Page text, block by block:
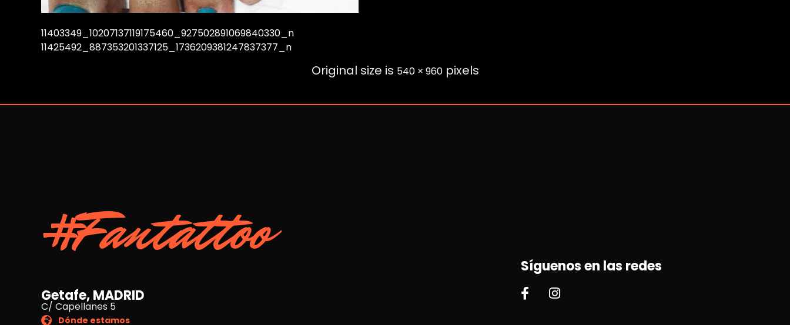
11403349_10207137119175460_927502891069840330_n
11425492_887353201337125_1736209381247837377_n
Original size is 540 × 960pixels
#Fantattoo
Getafe, MADRID
C/ Capellanes 5
Dónde estamos
Síguenos en las redes